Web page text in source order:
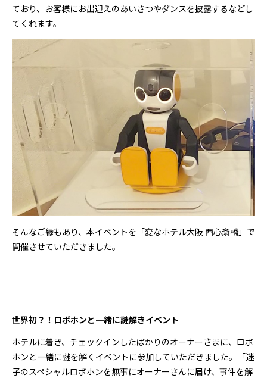
ており、お客様にお出迎えのあいさつやダンスを披露するなどし
てくれます。
そんなご縁もあり、本イベントを「変なホテル大阪 西心斎橋」で
開催させていただきました。
世界初？！ロボホンと一緒に謎解きイベント
ホテルに着き、チェックインしたばかりのオーナーさまに、ロボ
ホンと一緒に謎を解くイベントに参加していただきました。「迷
子のスペシャルロボホンを無事にオーナーさんに届け、事件を解